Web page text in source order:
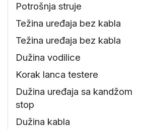
Potrošnja struje
Težina uređaja bez kabla
Težina uređaja bez kabla
Dužina vodilice
Korak lanca testere
Dužina uređaja sa kandžom
stop
Dužina kabla